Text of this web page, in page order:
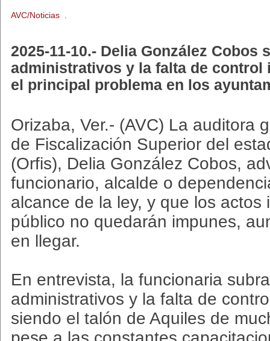
AVC/Noticias .
2025-11-10.- Delia González Cobos
administrativos y la falta de control
el principal problema en los
Orizaba, Ver.- (AVC) La auditora
de Fiscalización Superior del
(Orfis), Delia González Cobos,
funcionario, alcalde o
alcance de la ley, y que los actos
público no quedarán impunes,
en llegar.
En entrevista, la funcionaria
administrativos y la falta de
siendo el talón de Aquiles de